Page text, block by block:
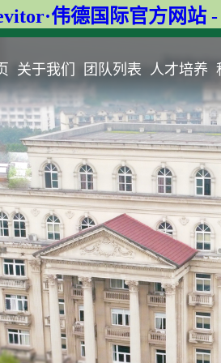
伟德国际官方网站
关于我们 团队列表 人才培养